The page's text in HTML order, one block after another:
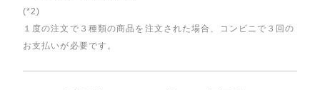
(*2)
１度の注文で３種類の商品を注文された場合、コンビニで３回の
お支払いが必要です。